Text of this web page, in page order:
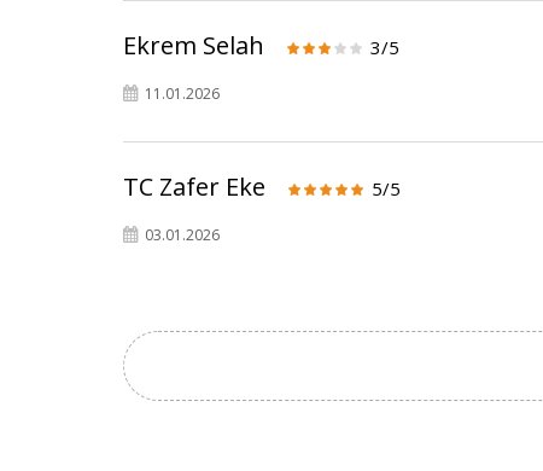
Ekrem Selah 3/5
11.01.2026
TC Zafer Eke 5/5
03.01.2026